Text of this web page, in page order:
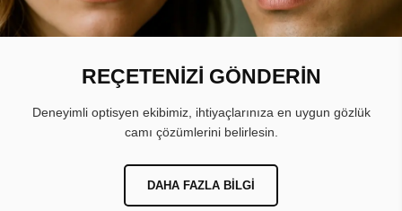
REÇETENİZİ GÖNDERİN
Deneyimli optisyen ekibimiz, ihtiyaçlarınıza en uygun gözlük
camı çözümlerini belirlesin.
DAHA FAZLA BILGI